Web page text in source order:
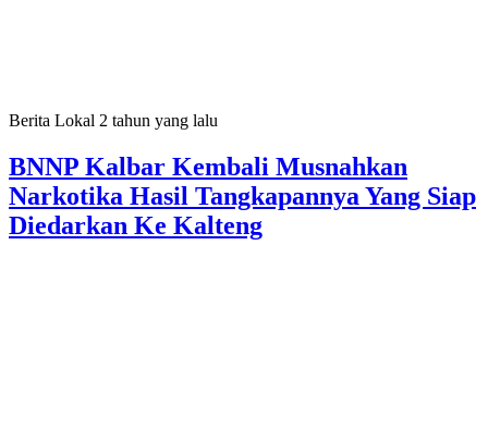
Berita Lokal 2 tahun yang lalu
BNNP Kalbar Kembali Musnahkan
Narkotika Hasil Tangkapannya Yang Siap
Diedarkan Ke Kalteng